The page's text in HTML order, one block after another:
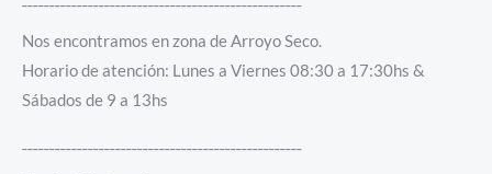
¯¯¯¯¯¯¯¯¯¯¯¯¯¯¯¯¯¯¯¯¯¯¯¯¯¯¯¯¯¯¯¯¯¯¯¯¯¯¯¯¯¯¯¯¯¯¯¯¯¯¯
Nos encontramos en zona de Arroyo Seco.
Horario de atención: Lunes a Viernes 08:30 a 17:30hs &
Sábados de 9 a 13hs
¯¯¯¯¯¯¯¯¯¯¯¯¯¯¯¯¯¯¯¯¯¯¯¯¯¯¯¯¯¯¯¯¯¯¯¯¯¯¯¯¯¯¯¯¯¯¯¯¯¯¯